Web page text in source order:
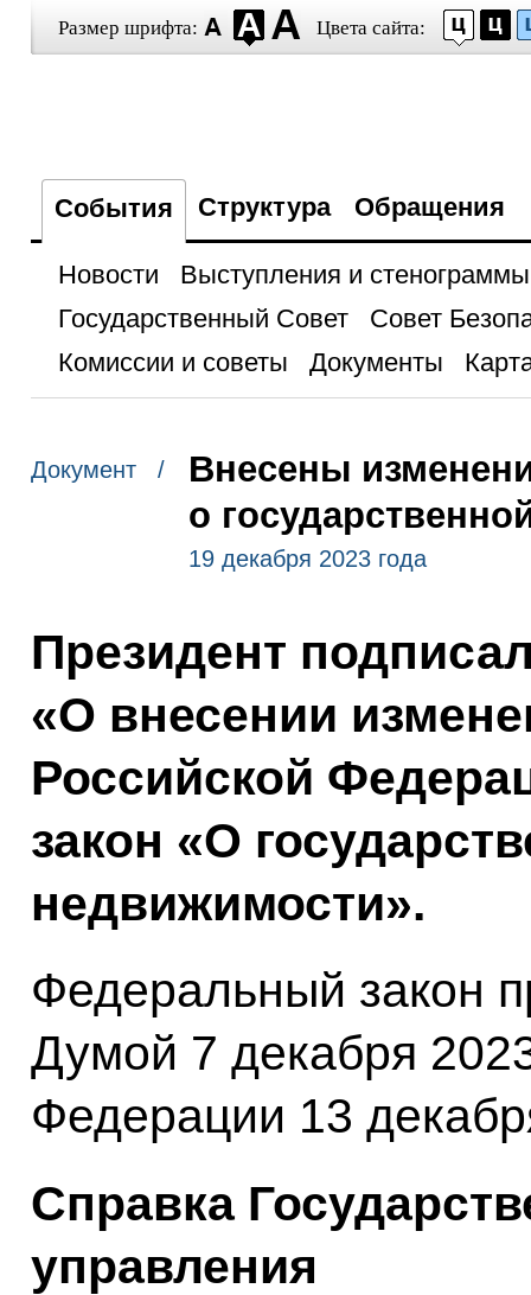
Размер шрифта: Цвета сайта:
События Структура Обращения
Новости
Выступления и стенограммы
Государственный Совет
Совет
Комиссии и советы
Документы
Документ /
Внесены
о
19 декабря 2023 года
Президент
«О внесении
Российской
закон «О
недвижимости».
Федеральный закон
Думой 7 декабря
Федерации 13
Справка
управления